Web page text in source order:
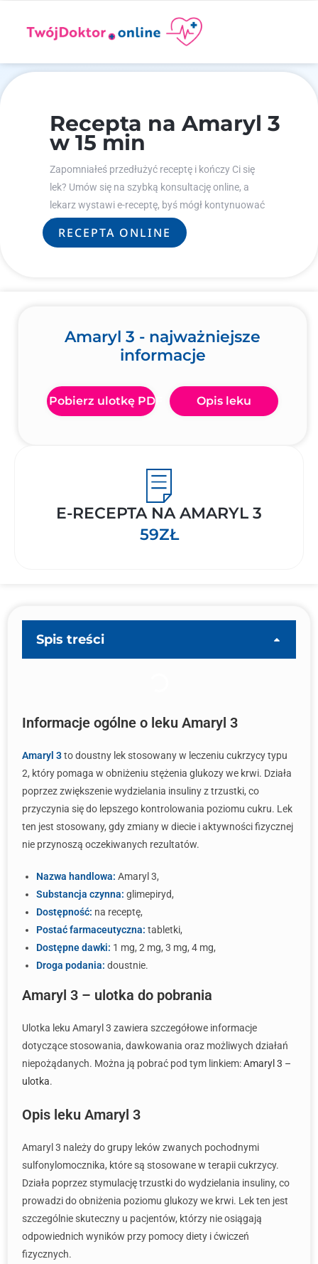
Recepta na Amaryl 3
w 15 min
Zapomniałeś przedłużyć receptę i kończy Ci się
lek? Umów się na szybką konsultację online, a
lekarz wystawi e-receptę, byś mógł kontynuować
leczenie.
RECEPTA ONLINE
Amaryl 3 - najważniejsze
informacje
Pobierz ulotkę PDF Opis leku
E-RECEPTA NA AMARYL 3
59ZŁ
Spis treści
Informacje ogólne o leku Amaryl 3
Amaryl 3to doustny lek stosowany w leczeniu cukrzycy typu
2, który pomaga w obniżeniu stężenia glukozy we krwi. Działa
poprzez zwiększenie wydzielania insuliny z trzustki, co
przyczynia się do lepszego kontrolowania poziomu cukru. Lek
ten jest stosowany, gdy zmiany w diecie i aktywności fizycznej
nie przynoszą oczekiwanych rezultatów.
Nazwa handlowa: Amaryl 3,
Substancja czynna: glimepiryd,
Dostępność: na receptę,
Postać farmaceutyczna: tabletki,
Dostępne dawki: 1 mg, 2 mg, 3 mg, 4 mg,
Droga podania: doustnie.
Amaryl 3 – ulotka do pobrania
Ulotka leku Amaryl 3 zawiera szczegółowe informacje
dotyczące stosowania, dawkowania oraz możliwych działań
niepożądanych. Można ją pobrać pod tym linkiem:Amaryl 3 –
ulotka.
Opis leku Amaryl 3
Amaryl 3 należy do grupy leków zwanych pochodnymi
sulfonylomocznika, które są stosowane w terapii cukrzycy.
Działa poprzez stymulację trzustki do wydzielania insuliny, co
prowadzi do obniżenia poziomu glukozy we krwi. Lek ten jest
szczególnie skuteczny u pacjentów, którzy nie osiągają
odpowiednich wyników przy pomocy diety i ćwiczeń
fizycznych.